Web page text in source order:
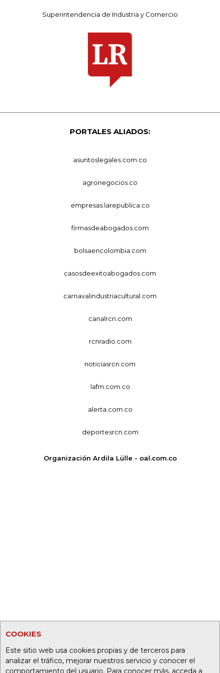
COOKIES
Este sitio web usa cookies propias y de terceros para
analizar el tráfico, mejorar nuestros servicio y conocer el
comportamiento del usuario. Para conocer más, acceda a
Superintendencia de Industria y Comercio
PORTALES ALIADOS:
asuntoslegales.com.co
agronegocios.co
empresas.larepublica.co
firmasdeabogados.com
bolsaencolombia.com
casosdeexitoabogados.com
carnavalindustriacultural.com
canalrcn.com
rcnradio.com
noticiasrcn.com
lafm.com.co
alerta.com.co
deportesrcn.com
Organización Ardila Lülle - oal.com.co